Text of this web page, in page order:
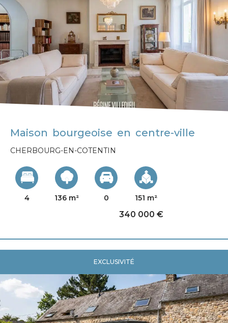
Maison bourgeoise en centre-ville
CHERBOURG-EN-COTENTIN
4 136 m² 0 151 m²
340 000 €
EXCLUSIVITÉ